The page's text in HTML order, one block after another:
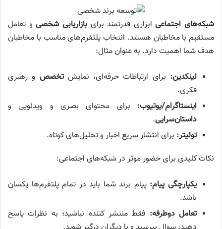
شبکه‌های اجتماعیابزاری قدرتمند برایبازاریابی شخصیو تعامل
مستقیم با مخاطبان هستند. انتخاب پلتفرم‌های مناسب با مخاطبان
هدف شما اهمیت دارد. به عنوان مثال:
لینکدین: برای ارتباطات حرفه‌ای، نمایشتخصص و رهبری
فکری.
اینستاگرام/یوتیوب: برای محتوای بصری و ویدئویی و
داستان‌سرایی.
توئیتر: برای انتشار سریع اخبار و تحلیل‌های کوتاه.
نکات کلیدی برای حضور موثر در شبکه‌های اجتماعی:
یکپارچگی پیام: پیام برند شما باید در تمام پلتفرم‌ها یکسان
باشد.
تعامل دوطرفه: فقط منتشر کننده نباشید؛ به نظرات پاسخ